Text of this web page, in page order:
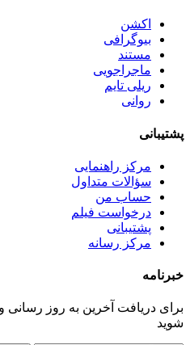
اکشن
بیوگرافی
مستند
ماجراجویی
ریلی تایم
روانی
پشتیبانی
مرکز راهنمایی
سؤالات متداول
حساب من
درخواست فیلم
پشتیبانی
مرکز رسانه
خبرنامه
برای دریافت آخرین به روز رسانی
شوید